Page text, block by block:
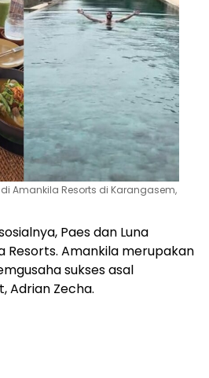
Amankila Resorts di Karangasem,
Paes dan Luna
Resorts. Amankila merupakan
sukses asal
Adrian Zecha.